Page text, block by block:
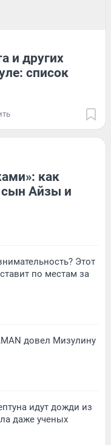
и других
список
как
Айзы и
Этот
по местам за
довел Мизулину
идут дожди из
даже ученых